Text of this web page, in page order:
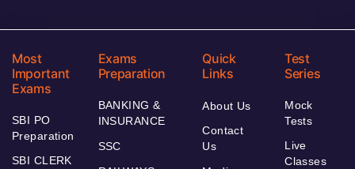
Most
Important
Exams
SBI PO
Preparation
SBI CLERK
Exams
Preparation
BANKING &
INSURANCE
SSC
Quick
Links
About Us
Contact
Us
Test
Series
Mock
Tests
Live
Classes